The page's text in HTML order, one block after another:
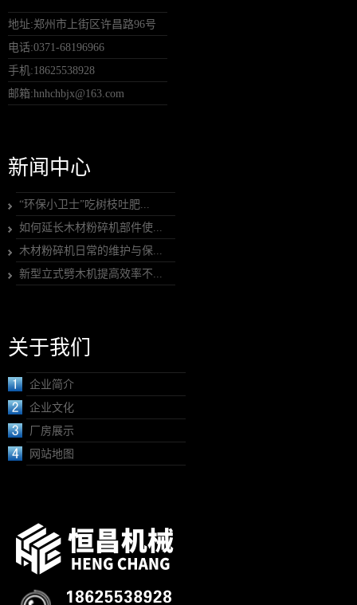
地址:郑州市上街区许昌路96号
电话:0371-68196966
手机:18625538928
邮箱:hnhchbjx@163.com
新闻中心
“环保小卫士”吃树枝吐肥...
如何延长木材粉碎机部件使...
木材粉碎机日常的维护与保...
新型立式劈木机提高效率不...
关于我们
企业简介
企业文化
厂房展示
网站地图